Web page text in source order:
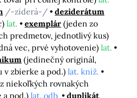
/-ziderá-/
deziderátum
lat. exemplár (jeden zo
predmetov, jednotlivý kus)
vec, prvé vyhotovenie) lat.
(jedinečný originál,
v zbierke a pod.) lat. kniž.
niekoľkých rovnakých
a pod.) lat. odb. duplikát